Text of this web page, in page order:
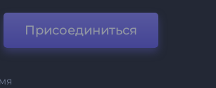
Присоединиться